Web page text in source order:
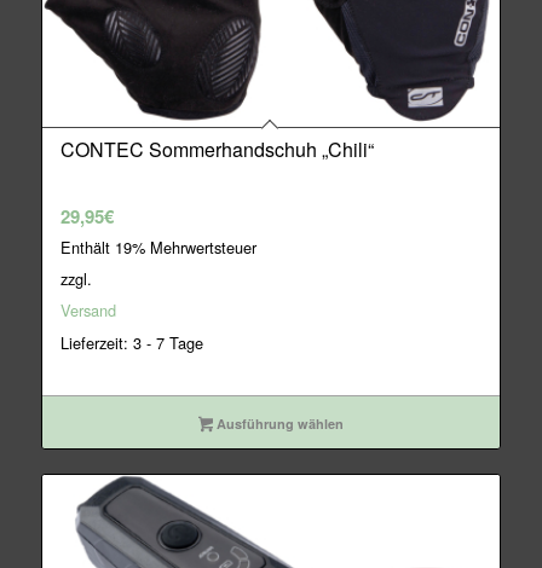
CONTEC Sommerhandschuh „Chili“
29,95€
Enthält 19% Mehrwertsteuer
zzgl.
Versand
Lieferzeit: 3 - 7 Tage
Ausführung wählen